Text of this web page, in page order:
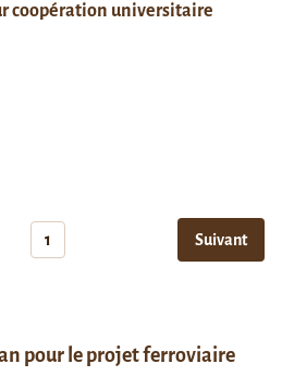
coopération universitaire
1 Suivant
pour le projet ferroviaire